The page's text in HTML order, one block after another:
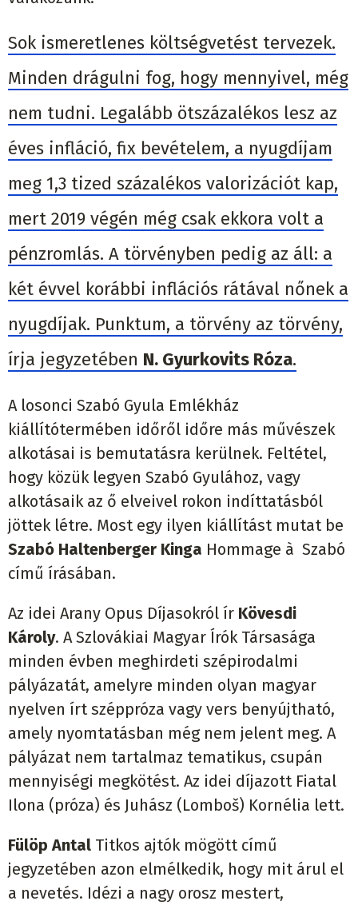
Sok ismeretlenes költségvetést tervezek.
Minden drágulni fog, hogy mennyivel, még
nem tudni. Legalább ötszázalékos lesz az
éves infláció, fix bevételem, a nyugdíjam
meg 1,3 tized százalékos valorizációt kap,
mert 2019 végén még csak ekkora volt a
pénzromlás. A törvényben pedig az áll: a
két évvel korábbi inflációs rátával nőnek a
nyugdíjak. Punktum, a törvény az törvény,
írja jegyzetében N. Gyurkovits Róza.
A losonci Szabó Gyula Emlékház
kiállítótermében időről időre más művészek
alkotásai is bemutatásra kerülnek. Feltétel,
hogy közük legyen Szabó Gyulához, vagy
alkotásaik az ő elveivel rokon indíttatásból
jöttek létre. Most egy ilyen kiállítást mutat be
Szabó Haltenberger Kinga Hommage à Szabó
című írásában.
Az idei Arany Opus Díjasokról ír Kövesdi
Károly. A Szlovákiai Magyar Írók Társasága
minden évben meghirdeti szépirodalmi
pályázatát, amelyre minden olyan magyar
nyelven írt széppróza vagy vers benyújtható,
amely nyomtatásban még nem jelent meg. A
pályázat nem tartalmaz tematikus, csupán
mennyiségi megkötést. Az idei díjazott Fiatal
Ilona (próza) és Juhász (Lomboš) Kornélia lett.
Fülöp Antal Titkos ajtók mögött című
jegyzetében azon elmélkedik, hogy mit árul el
a nevetés. Idézi a nagy orosz mestert,